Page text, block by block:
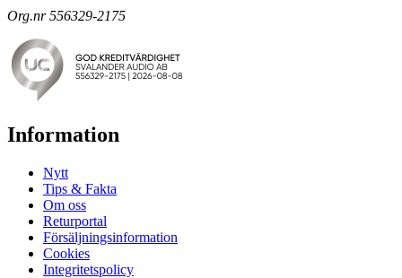
Org.nr 556329-2175
Information
Nytt
Tips & Fakta
Om oss
Returportal
Försäljningsinformation
Cookies
Integritetspolicy